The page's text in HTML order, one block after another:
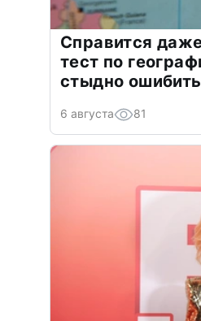
Справится
тест по
стыдно
6 августа 81